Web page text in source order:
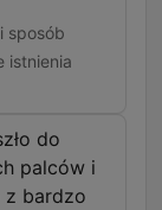
sposób
istnienia
do
palców i
z bardzo